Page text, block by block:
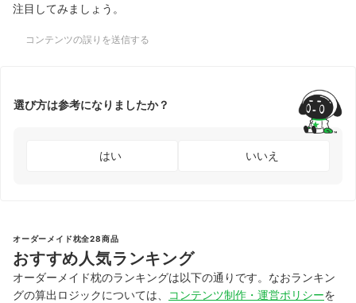
注目してみましょう。
コンテンツの誤りを送信する
選び方は参考になりましたか？
はい いいえ
オーダーメイド枕全28商品
おすすめ人気ランキング
オーダーメイド枕のランキングは以下の通りです。なおランキン
グの算出ロジックについては、
コンテンツ制作・運営ポリシーを